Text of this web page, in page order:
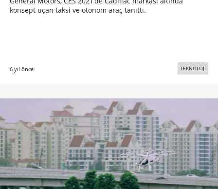
konsept uçan taksi ve otonom araç tanıttı.
6 yıl önce TEKNOLOJİ